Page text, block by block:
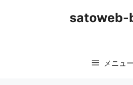
satoweb-
メニュー